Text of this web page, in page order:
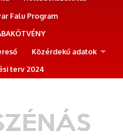
Falu Program
Közérdekű adatok
terv 2024